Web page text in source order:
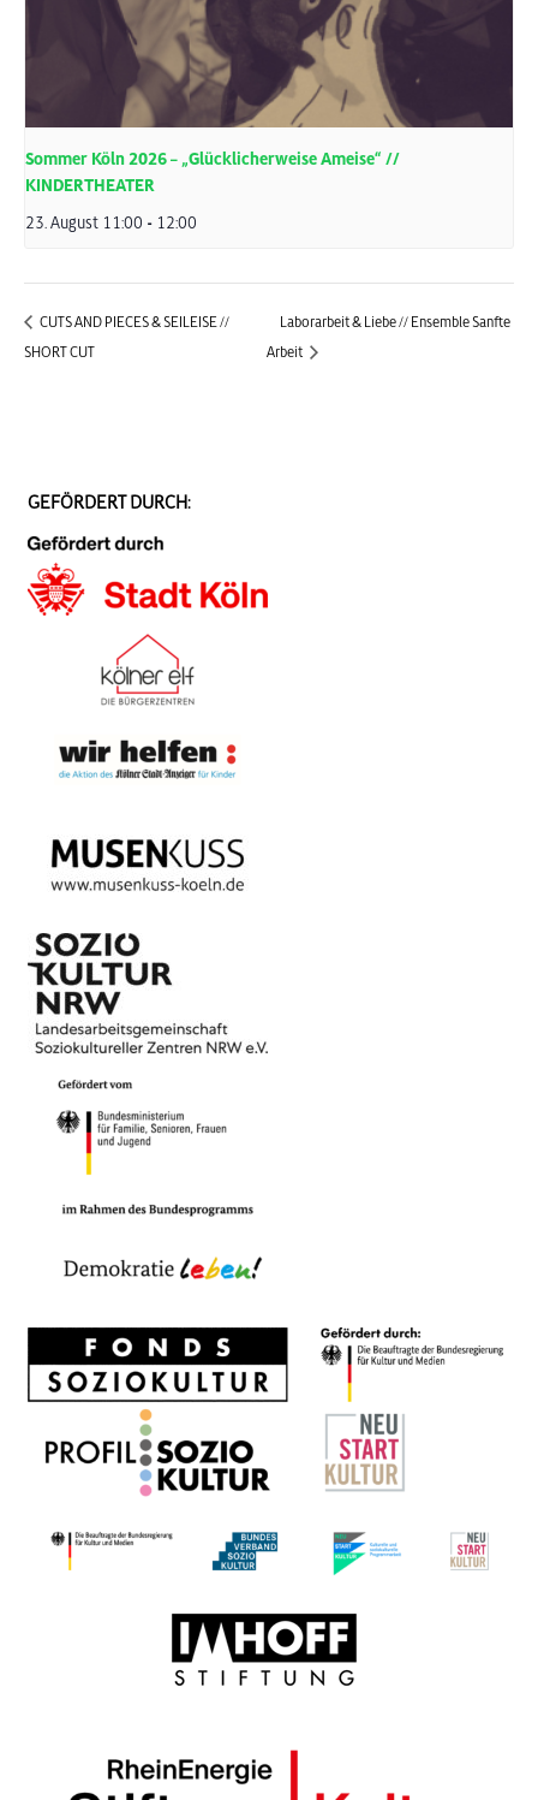
Sommer Köln 2026 – „Glücklicherweise Ameise“ //
KINDERTHEATER
23. August 11:00 - 12:00
CUTS AND PIECES & SEILEISE //
SHORT CUT
Laborarbeit & Liebe // Ensemble Sanfte
Arbeit
GEFÖRDERT DURCH: